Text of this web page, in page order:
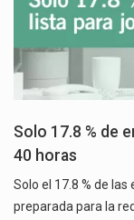
Solo 17.8 % de
40 horas
Solo el 17.8 % de
preparada para la